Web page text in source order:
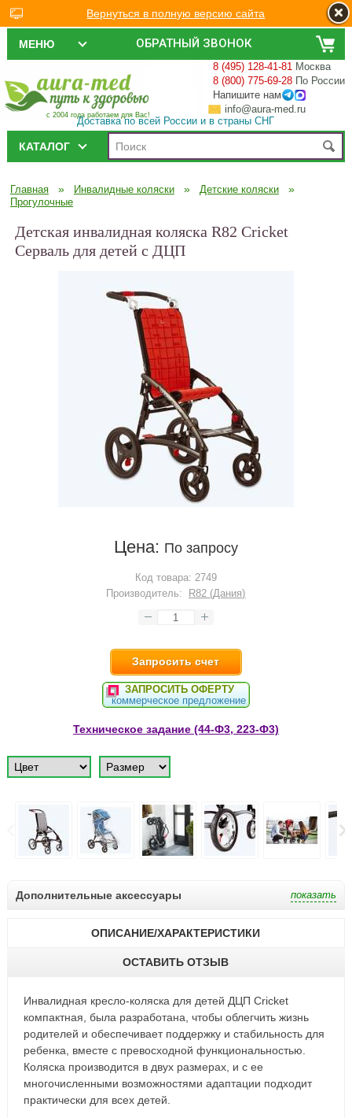
ОБРАТНЫЙ ЗВОНОК
МЕНЮ
с 2004 года работаем для Вас!
8 (495) 128-41-81 Москва
8 (800) 775-69-28 По России
Напишите нам
info@aura-med.ru
Доставка по всей России и в страны СНГ
КАТАЛОГ
Главная » Инвалидные коляски » Детские коляски »
Прогулочные
Детская инвалидная коляска R82 Cricket
Серваль для детей с ДЦП
Цена: По запросу
Код товара: 2749
Производитель:
R82 (Дания)
Запросить счет
ЗАПРОСИТЬ ОФЕРТУ
коммерческое предложение
Техническое задание (44-Ф3, 223-Ф3)
Дополнительные аксессуары
ОПИСАНИЕ/ХАРАКТЕРИСТИКИ
ОСТАВИТЬ ОТЗЫВ
Инвалидная кресло-коляска для детей ДЦП Cricket
компактная, была разработана, чтобы облегчить жизнь
родителей и обеспечивает поддержку и стабильность для
ребенка, вместе с превосходной функциональностью.
Коляска производится в двух размерах, и с ее
многочисленными возможностями адаптации подходит
практически для всех детей.
Вернуться в полную версию сайта